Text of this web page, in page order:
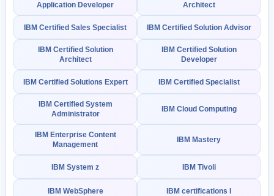
Application Developer
Architect
IBM Certified Sales Specialist IBM Certified Solution Advisor
IBM Certified Solution
Architect
IBM Certified Solution
Developer
IBM Certified Solutions Expert IBM Certified Specialist
IBM Certified System
Administrator
IBM Cloud Computing
IBM Enterprise Content
Management
IBM Mastery
IBM System z IBM Tivoli
IBM WebSphere IBM certifications I